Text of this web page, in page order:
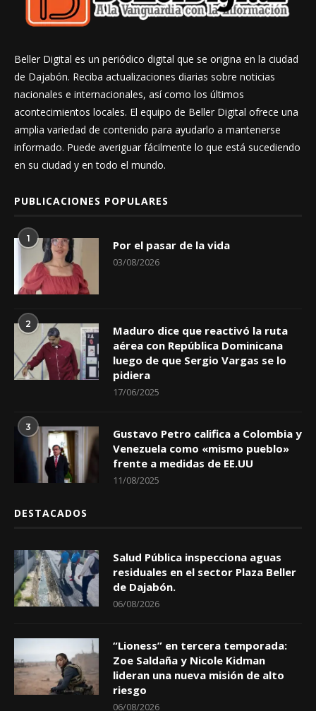
Beller Digital es un periódico digital que se origina en la ciudad
de Dajabón. Reciba actualizaciones diarias sobre noticias
nacionales e internacionales, así como los últimos
acontecimientos locales. El equipo de Beller Digital ofrece una
amplia variedad de contenido para ayudarlo a mantenerse
informado. Puede averiguar fácilmente lo que está sucediendo
en su ciudad y en todo el mundo.
PUBLICACIONES POPULARES
1 Por el pasar de la vida
03/08/2026
2
Maduro dice que reactivó la ruta
aérea con República Dominicana
luego de que Sergio Vargas se lo
pidiera
17/06/2025
3
Gustavo Petro califica a Colombia y
Venezuela como «mismo pueblo»
frente a medidas de EE.UU
11/08/2025
DESTACADOS
Salud Pública inspecciona aguas
residuales en el sector Plaza Beller
de Dajabón.
06/08/2026
“Lioness” en tercera temporada:
Zoe Saldaña y Nicole Kidman
lideran una nueva misión de alto
riesgo
06/08/2026